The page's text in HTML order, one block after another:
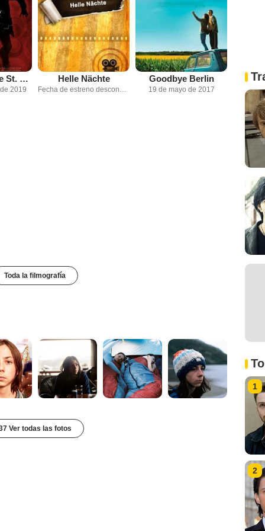
El monstruo de St. Pauli
2019
Helle Nächte
Fecha de estreno desconocida
Goodbye Berlin
19 de mayo de 2017
Toda la filmografía
Ver todas las fotos
1
2